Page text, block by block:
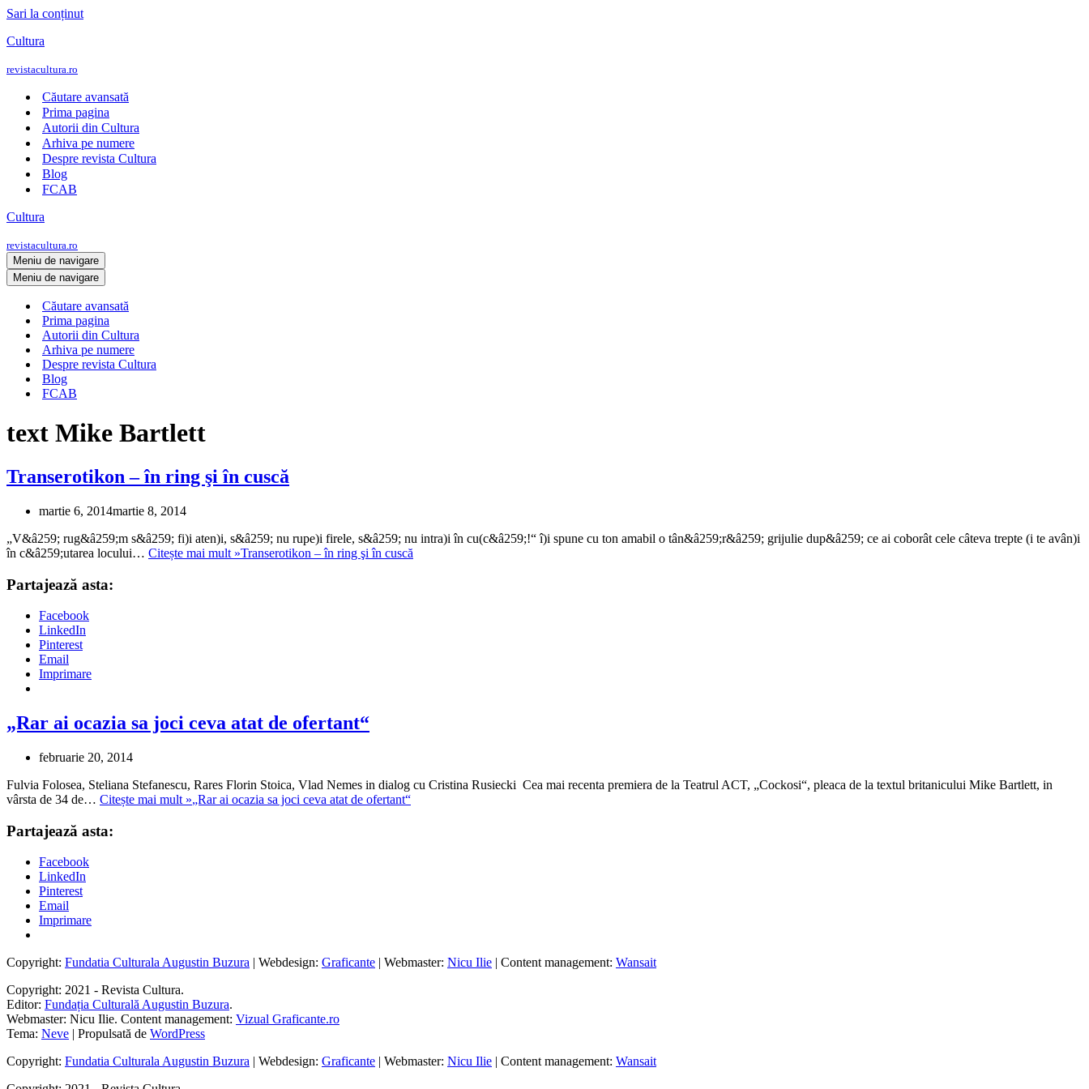
Sari la conținut
Cultura
revistacultura.ro
Căutare avansată
Prima pagina
Autorii din Cultura
Arhiva pe numere
Despre revista Cultura
Blog
FCAB
Cultura
revistacultura.ro
Meniu de navigare
Meniu de navigare
Căutare avansată
Prima pagina
Autorii din Cultura
Arhiva pe numere
Despre revista Cultura
Blog
FCAB
text Mike Bartlett
Transerotikon – în ring şi în cuscă
martie 6, 2014martie 8, 2014
„V&â259; rug&â259;m s&â259; fi)i aten)i, s&â259; nu rupe)i firele, s&â259; nu intra)i în cu(c&â259;!“ î)i spune cu ton amabil o tân&â259;r&â259; grijulie dup&â259; ce ai coborât cele câteva trepte (i te avân)i
în c&â259;utarea locului… Citește mai mult »Transerotikon – în ring şi în cuscă
Partajează asta:
Facebook
LinkedIn
Pinterest
Email
Imprimare
„Rar ai ocazia sa joci ceva atat de ofertant“
februarie 20, 2014
Fulvia Folosea, Steliana Stefanescu, Rares Florin Stoica, Vlad Nemes in dialog cu Cristina Rusiecki Cea mai recenta premiera de la Teatrul ACT, „Cockosi“, pleaca de la textul britanicului Mike Bartlett, in
vârsta de 34 de… Citește mai mult »„Rar ai ocazia sa joci ceva atat de ofertant“
Partajează asta:
Facebook
LinkedIn
Pinterest
Email
Imprimare
Copyright: Fundatia Culturala Augustin Buzura | Webdesign: Graficante | Webmaster: Nicu Ilie | Content management: Wansait
Copyright: 2021 - Revista Cultura.
Editor: Fundația Culturală Augustin Buzura.
Webmaster: Nicu Ilie. Content management: Vizual Graficante.ro
Tema: Neve | Propulsată de WordPress
Copyright: Fundatia Culturala Augustin Buzura | Webdesign: Graficante | Webmaster: Nicu Ilie | Content management: Wansait